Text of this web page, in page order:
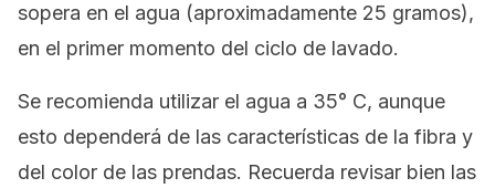
sopera en el agua (aproximadamente 25 gramos),
en el primer momento del ciclo de lavado.
Se recomienda utilizar el agua a 35° C, aunque
esto dependerá de las características de la fibra y
del color de las prendas. Recuerda revisar bien las